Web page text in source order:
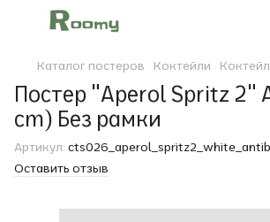
Каталог постеров Коктейли
Постер "Aperol Spritz 2"
cm) Без рамки
Артикул:
Оставить отзыв